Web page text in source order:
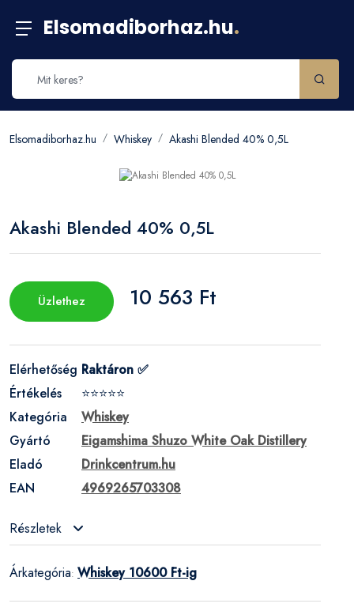
Elsomadiborhaz.hu.
Elsomadiborhaz.hu Whiskey Akashi Blended 40% 0,5L
Akashi Blended 40% 0,5L
Üzlethez 10 563 Ft
Elérhetőség Raktáron ✅
Értékelés
⭐⭐⭐⭐⭐
Kategória
Whiskey
Gyártó
Eigamshima Shuzo White Oak Distillery
Eladó
Drinkcentrum.hu
EAN
4969265703308
Részletek
Árkategória: Whiskey 10600 Ft-ig